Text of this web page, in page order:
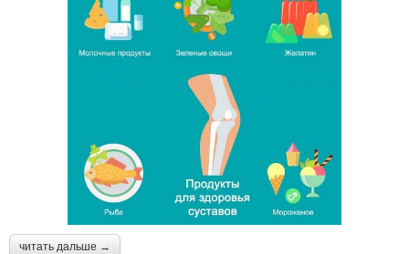
читать дальше →